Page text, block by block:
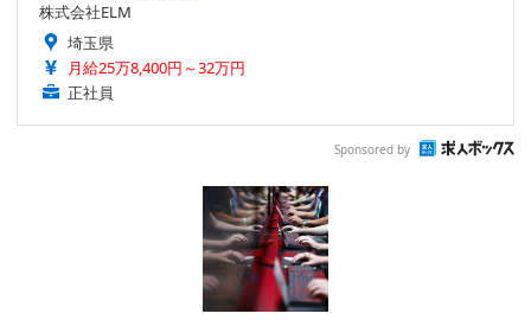
株式会社ELM
埼玉県
月給25万8,400円～32万円
正社員
Sponsored by